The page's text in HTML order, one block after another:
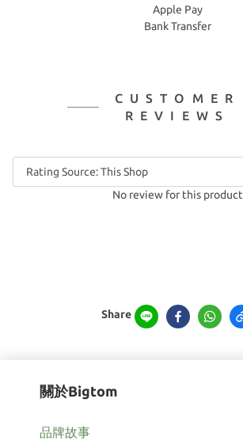
Apple Pay
Bank Transfer
CUSTOMER
REVIEWS
No review for this product
Share
關於Bigtom
品牌故事